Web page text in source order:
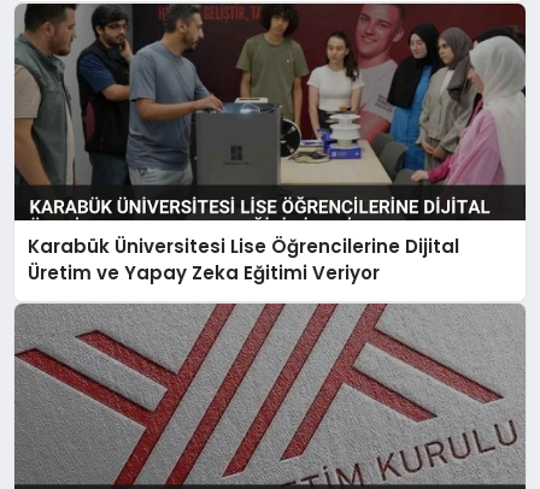
Karabük Üniversitesi Lise Öğrencilerine Dijital
Üretim ve Yapay Zeka Eğitimi Veriyor